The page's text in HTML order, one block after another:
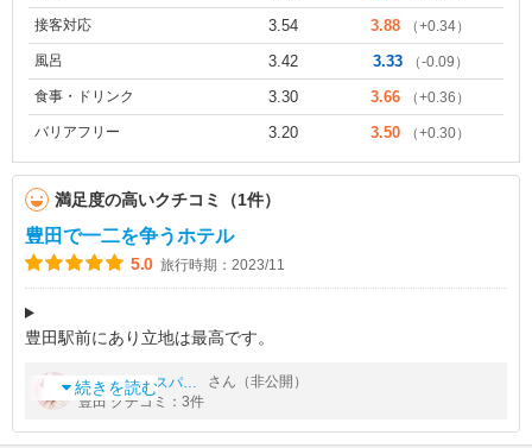
接客対応 3.54 3.88 （+0.34）
風呂 3.42 3.33 （-0.09）
食事・ドリンク 3.30 3.66 （+0.36）
バリアフリー 3.20 3.50 （+0.30）
満足度の高いクチコミ（1件）
豊田で一二を争うホテル
5.0 旅行時期：2023/11
豊田駅前にあり立地は最高です。
す。1階には大きなスーパーマーケットがあってとても便利でし
た。
続きを読む
by エレガンスパッカ→
さん（非公開）
豊田 クチコミ：3件